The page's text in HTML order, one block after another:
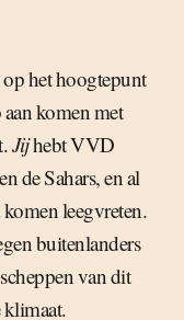
het hoogtepunt
komen met
Jijhebt VVD
de Sahars, en al
leegvreten.
buitenlanders
van dit